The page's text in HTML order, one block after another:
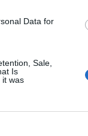
Data for
Sale,
Is
it was